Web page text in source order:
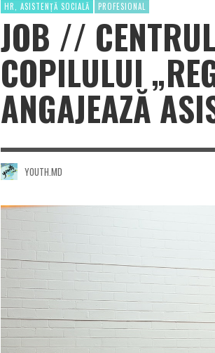
HR, ASISTENȚĂ SOCIALĂ PROFESIONAL
JOB //
COPILULUI
ANGAJEAZĂ
YOUTH.MD